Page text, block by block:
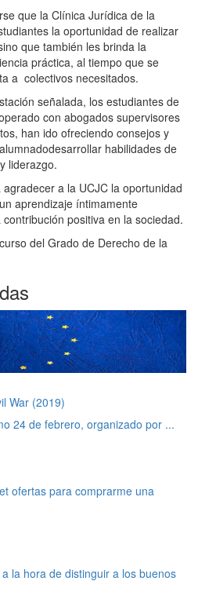
que la Clínica Jurídica de la
la oportunidad de realizar
que también les brinda la
práctica, al tiempo que se
a colectivos necesitados.
señalada, los estudiantes de
con abogados supervisores
han ido ofreciendo consejos y
habilidades de
liderazgo.
a la UCJC la oportunidad
aprendizaje íntimamente
positiva en la sociedad.
del Grado de Derecho de la
War (2019)
24 de febrero, organizado por ...
ofertas para comprarme una
la hora de distinguir a los buenos